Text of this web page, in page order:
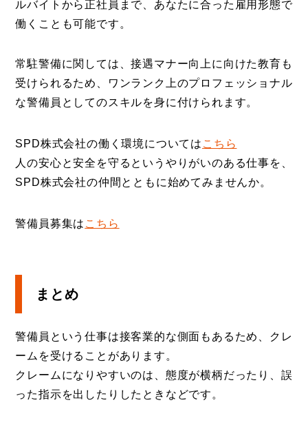
ルバイトから正社員まで、あなたに合った雇用形態で
働くことも可能です。
常駐警備に関しては、接遇マナー向上に向けた教育も
受けられるため、ワンランク上のプロフェッショナル
な警備員としてのスキルを身に付けられます。
SPD株式会社の働く環境については こちら
人の安心と安全を守るというやりがいのある仕事を、
SPD株式会社の仲間とともに始めてみませんか。
警備員募集は こちら
まとめ
警備員という仕事は接客業的な側面もあるため、クレ
ームを受けることがあります。
クレームになりやすいのは、態度が横柄だったり、誤
った指示を出したりしたときなどです。